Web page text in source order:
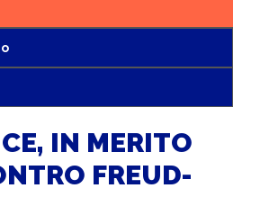
IN MERITO
FREUD-